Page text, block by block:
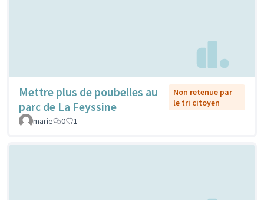
Mettre plus de poubelles au
parc de La Feyssine
Non retenue par
le tri citoyen
marie
0 1